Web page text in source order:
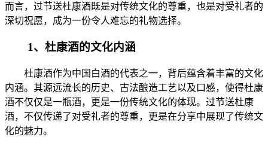
而言，过节送杜康酒既是对传统文化的尊重，也是对受礼者的
深切祝愿，成为一份令人难忘的礼物选择。
1、杜康酒的文化内涵
杜康酒作为中国白酒的代表之一，背后蕴含着丰富的文化
内涵。其源远流长的历史、古法酿造工艺以及口感，使得杜康
酒不仅仅是一瓶酒，更是一份传统文化的体现。过节送杜康
酒，不仅传递了对受礼者的尊重，更是在分享中展现了传统文
化的魅力。